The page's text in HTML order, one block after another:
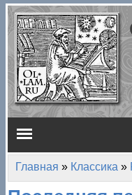
Перейти к основному
Главное меню
Вы здесь
Главная » Классика »